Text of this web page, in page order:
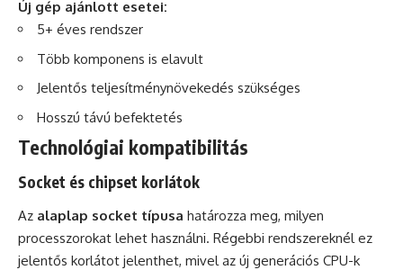
Új gép ajánlott esetei:
5+ éves rendszer
Több komponens is elavult
Jelentős teljesítménynövekedés szükséges
Hosszú távú befektetés
Technológiai kompatibilitás
Socket és chipset korlátok
Az alaplap socket típusa határozza meg, milyen
processzorokat lehet használni. Régebbi rendszereknél ez
jelentős korlátot jelenthet, mivel az új generációs CPU-k